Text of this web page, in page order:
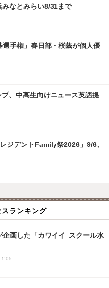
なとみらい8/31まで
選手権」春日部・桜蔭が個人優
、中高生向けニュース英語提
ジデントFamily祭2026」9/6、
スランキング
企画した「カワイイ スクール水